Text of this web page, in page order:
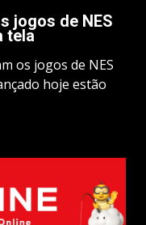
jogos de NES
tela
os jogos de NES
hoje estão